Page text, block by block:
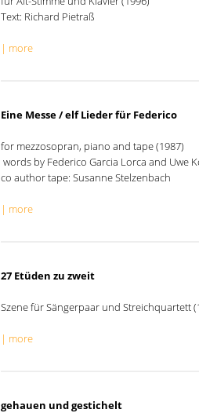
Text: Richard Pietraß
| more
Eine Messe / elf Lieder für Federico
for mezzosopran, piano and tape (1987)
words by Federico Garcia Lorca and Uwe
co author tape: Susanne Stelzenbach
| more
27 Etüden zu zweit
Szene für Sängerpaar und Streichquartett
| more
gehauen und gestichelt